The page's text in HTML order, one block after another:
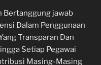
Bertanggung jawab
Dalam Penggunaan
Transparan Dan
Setiap Pegawai
Masing-Masing